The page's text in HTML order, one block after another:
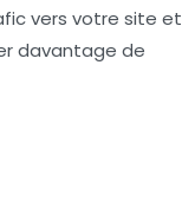
vers votre site et
davantage de